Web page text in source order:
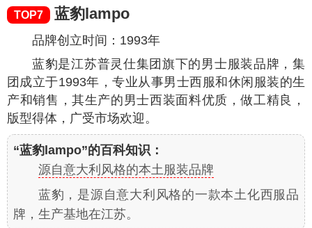
TOP7 蓝豹lampo
品牌创立时间：1993年
蓝豹是江苏普灵仕集团旗下的男士服装品牌，集
团成立于1993年，专业从事男士西服和休闲服装的生
产和销售，其生产的男士西装面料优质，做工精良，
版型得体，广受市场欢迎。
“蓝豹lampo”的百科知识：
源自意大利风格的本土服装品牌
蓝豹，是源自意大利风格的一款本土化西服品
牌，生产基地在江苏。